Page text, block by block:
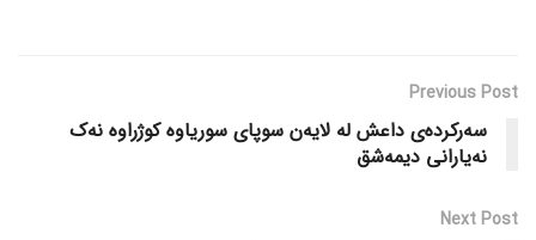
Previous Post
سەرکردەی داعش لە لایەن سوپای سوریاوە کوژراوە نەک
نەیارانی دیمەشق
Next Post